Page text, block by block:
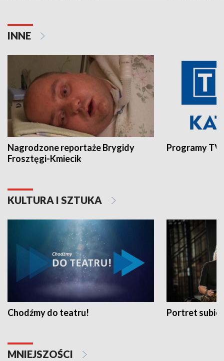
INNE
Nagrodzone reportaże Brygidy
Frosztęgi-Kmiecik
Programy
KULTURA I SZTUKA
Chodźmy do teatru! Portret
MNIEJSZOŚCI